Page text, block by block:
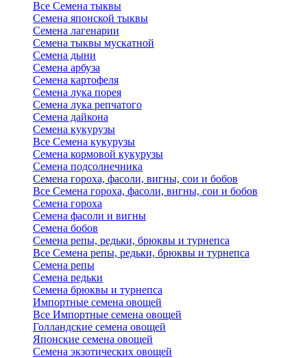
Все Семена тыквы
Семена японской тыквы
Семена лагенарии
Семена тыквы мускатной
Семена дыни
Семена арбуза
Семена картофеля
Семена лука порея
Семена лука репчатого
Семена дайкона
Семена кукурузы
Все Семена кукурузы
Семена кормовой кукурузы
Семена подсолнечника
Семена гороха, фасоли, вигны, сои и бобов
Все Семена гороха, фасоли, вигны, сои и бобов
Семена гороха
Семена фасоли и вигны
Семена бобов
Семена репы, редьки, брюквы и турнепса
Все Семена репы, редьки, брюквы и турнепса
Семена репы
Семена редьки
Семена брюквы и турнепса
Импортные семена овощей
Все Импортные семена овощей
Голландские семена овощей
Японские семена овощей
Семена экзотических овощей